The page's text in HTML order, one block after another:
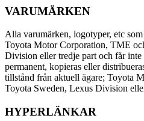
VARUMÄRKEN
Alla varumärken, logotyper, etc
Toyota Motor Corporation, TME
Division eller tredje part och får inte
permanent, kopieras eller
tillstånd från aktuell ägare; Toyota
Toyota Sweden, Lexus Division
HYPERLÄNKAR